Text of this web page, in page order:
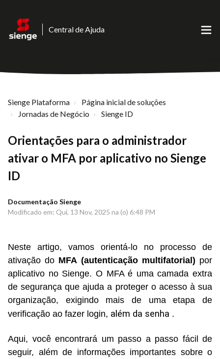
Central de Ajuda
Sienge Plataforma
Página inicial de soluções
Jornadas de Negócio
Sienge ID
Orientações para o administrador
ativar o MFA por aplicativo no Sienge
ID
Documentação Sienge
Modificado em: Qui, 13 Nov, 2025 na (o) 6:48 PM
Neste artigo, vamos orientá-lo no processo de
ativação do MFA (autenticação multifatorial) por
aplicativo no Sienge. O MFA é uma camada extra
de segurança que ajuda a proteger o acesso à sua
organização, exigindo mais de uma etapa de
verificação ao fazer login, além da senha .
Aqui, você encontrará um passo a passo fácil de
seguir, além de informações importantes sobre o